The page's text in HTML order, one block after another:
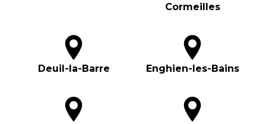
Cormeilles
Deuil-la-Barre Enghien-les-Bains